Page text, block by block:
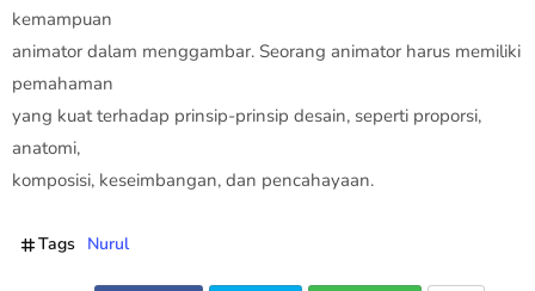
kemampuan
animator dalam menggambar. Seorang animator harus memiliki
pemahaman
yang kuat terhadap prinsip-prinsip desain, seperti proporsi,
anatomi,
komposisi, keseimbangan, dan pencahayaan.
Tags Nurul